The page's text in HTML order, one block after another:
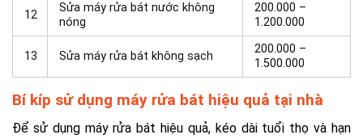
12
Sửa máy rửa bát nước không
nóng
200.000 –
1.200.000
13 Sửa máy rửa bát không sạch
200.000 –
1.500.000
Bí kíp sử dụng máy rửa bát hiệu quả tại nhà
Để sử dụng máy rửa bát hiệu quả, kéo dài tuổi thọ và hạn